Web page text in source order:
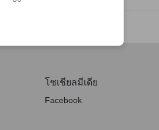
โซเชียลมีเดีย
Facebook